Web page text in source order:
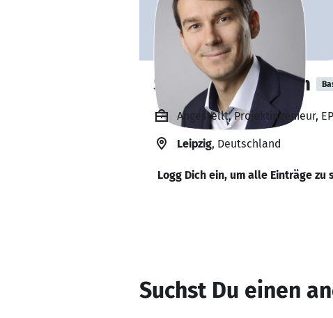
Stephan Friedrich
Angestellt, Projektingenieur,
Leipzig, Deutschland
Logg Dich ein, um alle Einträge zu
Suchst Du einen